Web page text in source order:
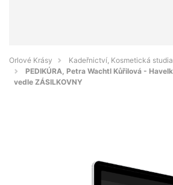
Orlové Krásy
Kadeřnictví, Kosmetická
PEDIKÚRA, Petra Wachtl Kůřilová -
vedle ZÁSILKOVNY